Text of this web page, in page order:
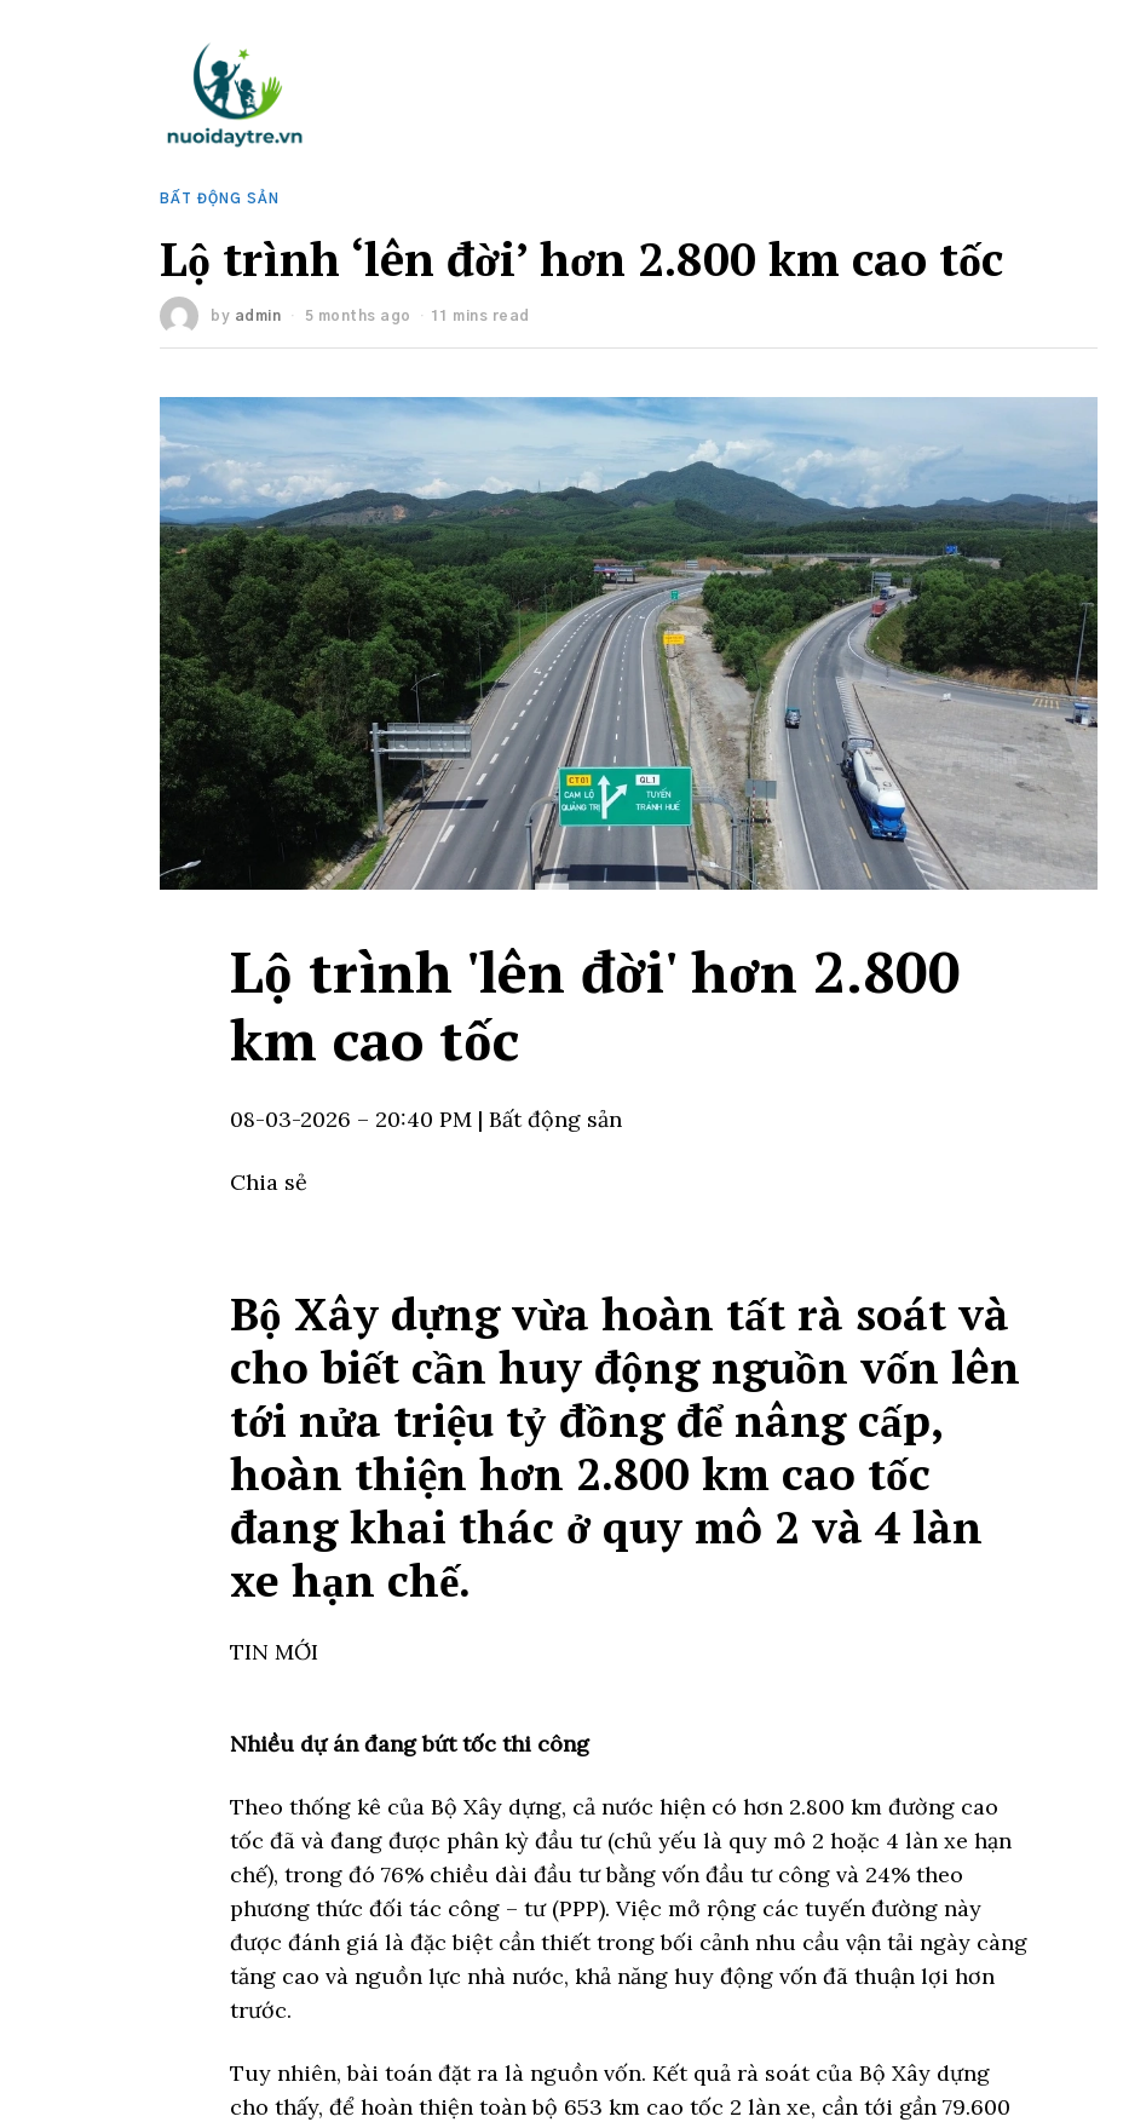
BẤT ĐỘNG SẢN
Lộ trình ‘lên đời’ hơn 2.800 km cao tốc
by admin 5 months ago 11 mins read
Lộ trình 'lên đời' hơn 2.800
km cao tốc
08-03-2026 – 20:40 PM | Bất động sản
Chia sẻ
Bộ Xây dựng vừa hoàn tất rà soát và
cho biết cần huy động nguồn vốn lên
tới nửa triệu tỷ đồng để nâng cấp,
hoàn thiện hơn 2.800 km cao tốc
đang khai thác ở quy mô 2 và 4 làn
xe hạn chế.
TIN MỚI
Nhiều dự án đang bứt tốc thi công
Theo thống kê của Bộ Xây dựng, cả nước hiện có hơn 2.800 km đường cao
tốc đã và đang được phân kỳ đầu tư (chủ yếu là quy mô 2 hoặc 4 làn xe hạn
chế), trong đó 76% chiều dài đầu tư bằng vốn đầu tư công và 24% theo
phương thức đối tác công – tư (PPP). Việc mở rộng các tuyến đường này
được đánh giá là đặc biệt cần thiết trong bối cảnh nhu cầu vận tải ngày càng
tăng cao và nguồn lực nhà nước, khả năng huy động vốn đã thuận lợi hơn
trước.
Tuy nhiên, bài toán đặt ra là nguồn vốn. Kết quả rà soát của Bộ Xây dựng
cho thấy, để hoàn thiện toàn bộ 653 km cao tốc 2 làn xe, cần tới gần 79.600